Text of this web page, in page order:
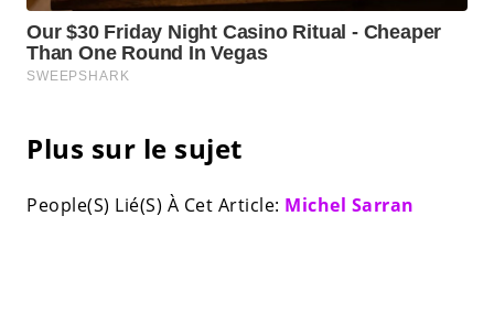
Plus sur le sujet
People(S) Lié(S) À Cet Article: Michel Sarran